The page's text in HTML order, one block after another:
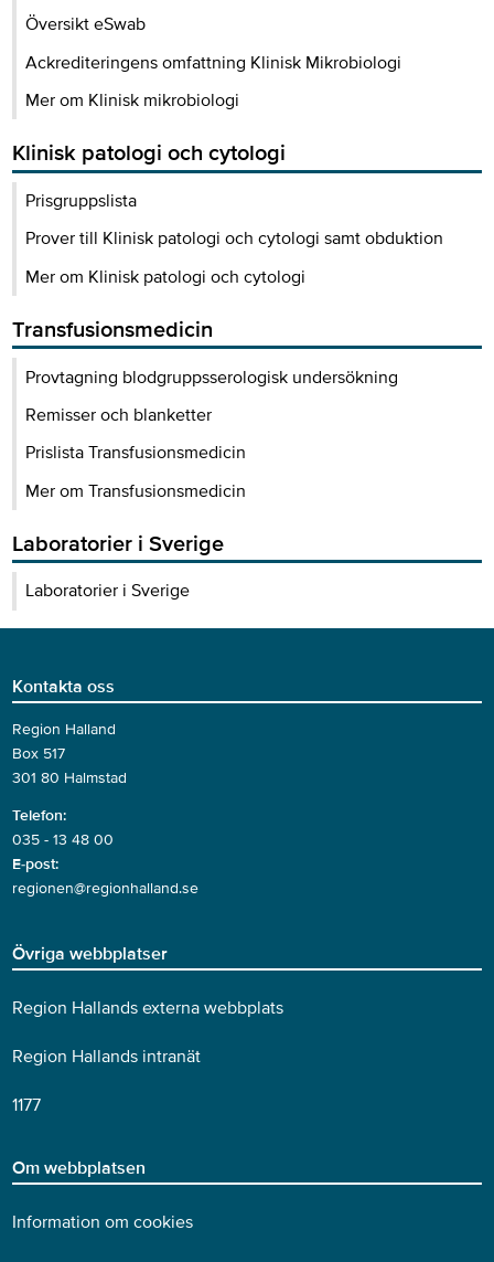
Översikt eSwab
Ackrediteringens omfattning Klinisk Mikrobiologi
Mer om Klinisk mikrobiologi
Klinisk patologi och cytologi
Prisgruppslista
Prover till Klinisk patologi och cytologi samt obduktion
Mer om Klinisk patologi och cytologi
Transfusionsmedicin
Provtagning blodgruppsserologisk undersökning
Remisser och blanketter
Prislista Transfusionsmedicin
Mer om Transfusionsmedicin
Laboratorier i Sverige
Laboratorier i Sverige
Kontakta oss
Region Halland
Box 517
301 80 Halmstad
Telefon:
035 - 13 48 00
E-post:
regionen@regionhalland.se
Övriga webbplatser
Region Hallands externa webbplats
Region Hallands intranät
1177
Om webbplatsen
Information om cookies